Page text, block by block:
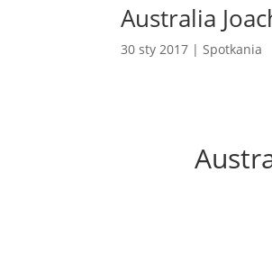
Australia
30 sty 2017 |Spotkania